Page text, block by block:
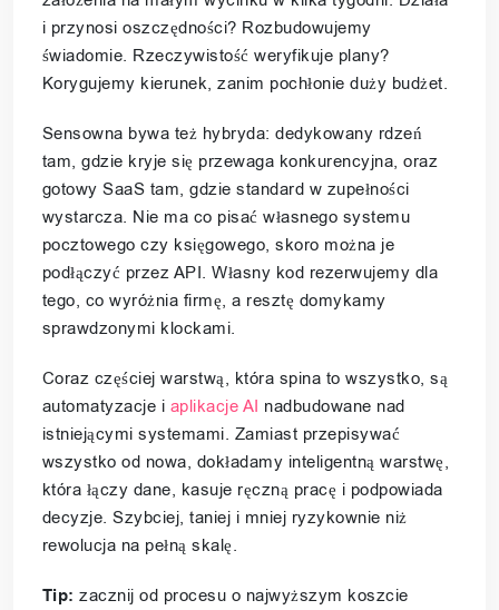
i przynosi oszczędności? Rozbudowujemy
świadomie. Rzeczywistość weryfikuje plany?
Korygujemy kierunek, zanim pochłonie duży budżet.
Sensowna bywa też hybryda: dedykowany rdzeń
tam, gdzie kryje się przewaga konkurencyjna, oraz
gotowy SaaS tam, gdzie standard w zupełności
wystarcza. Nie ma co pisać własnego systemu
pocztowego czy księgowego, skoro można je
podłączyć przez API. Własny kod rezerwujemy dla
tego, co wyróżnia firmę, a resztę domykamy
sprawdzonymi klockami.
Coraz częściej warstwą, która spina to wszystko, są
automatyzacje i aplikacje AI nadbudowane nad
istniejącymi systemami. Zamiast przepisywać
wszystko od nowa, dokładamy inteligentną warstwę,
która łączy dane, kasuje ręczną pracę i podpowiada
decyzje. Szybciej, taniej i mniej ryzykownie niż
rewolucja na pełną skalę.
Tip: zacznij od procesu o najwyższym koszcie